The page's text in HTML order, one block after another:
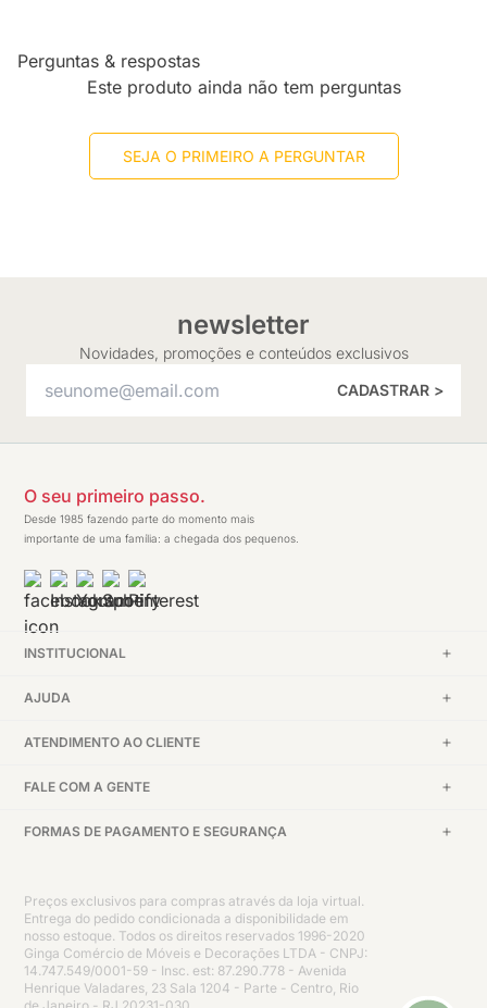
Perguntas & respostas
Este produto ainda não tem perguntas
SEJA O PRIMEIRO A PERGUNTAR
newsletter
Novidades, promoções e conteúdos exclusivos
CADASTRAR >
O seu primeiro passo.
Desde 1985 fazendo parte do momento mais
importante de uma família: a chegada dos pequenos.
INSTITUCIONAL
AJUDA
ATENDIMENTO AO CLIENTE
FALE COM A GENTE
FORMAS DE PAGAMENTO E SEGURANÇA
Preços exclusivos para compras através da loja virtual.
Entrega do pedido condicionada a disponibilidade em
nosso estoque. Todos os direitos reservados 1996-2020
Ginga Comércio de Móveis e Decorações LTDA - CNPJ:
14.747.549/0001-59 - Insc. est: 87.290.778 - Avenida
Henrique Valadares, 23 Sala 1204 - Parte - Centro, Rio